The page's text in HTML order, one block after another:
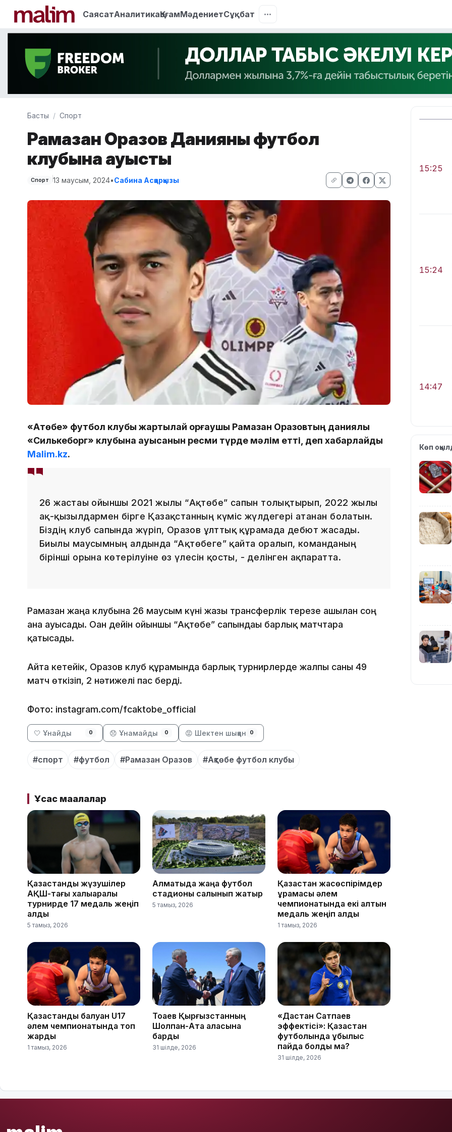
СаясатАналитикаҚоғамМәдениетСұқбат
Басты Спорт
Рамазан Оразов Данияның футбол
клубына ауысты
Спорт 13 маусым, 2024•Сабина Асқарқызы
«Ақтөбе» футбол клубы жартылай қорғаушы Рамазан Оразовтың даниялық
«Силькеборг» клубына ауысқанын ресми түрде мәлім етті, деп хабарлайды
Malim.kz.
26 жастағы ойыншы 2021 жылы “Ақтөбе” сапын толықтырып, 2022 жылы
ақ-қызылдармен бірге Қазақстанның күміс жүлдегері атанған болатын.
Біздің клуб сапында жүріп, Оразов ұлттық құрамада дебют жасады.
Биылғы маусымның алдында “Ақтөбеге” қайта оралып, команданың
бірінші орынға көтерілуіне өз үлесін қосты, - делінген ақпаратта.
Рамазан жаңа клубына 26 маусым күні жазғы трансферлік терезе ашылған соң
ғана ауысады. Оған дейін ойыншы “Ақтөбе” сапындағы барлық матчтарға
қатысады.
Айта кетейік, Оразов клуб құрамында барлық турнирлерде жалпы саны 49
матч өткізіп, 2 нәтижелі пас берді.
Фото: instagram.com/fcaktobe_official
🤍 Ұнайды 0 😞 Ұнамайды 0 😡 Шектен шыққан 0
#спорт #футбол #Рамазан Оразов #Ақтөбе футбол клубы
Ұқсас мақалалар
Қазақстандық жүзушілер
АҚШ-тағы халықаралық
турнирде 17 медаль жеңіп
алды
5 тамыз, 2026
Алматыда жаңа футбол
стадионы салынып жатыр
5 тамыз, 2026
Қазақстан жасөспірімдер
құрамасы әлем
чемпионатында екі алтын
медаль жеңіп алды
1 тамыз, 2026
Қазақстандық балуан U17
әлем чемпионатында топ
жарды
1 тамыз, 2026
Тоқаев Қырғызстанның
Шолпан-Ата қаласына
барды
31 шілде, 2026
«Дастан Сатпаев
эффектісі»: Қазақстан
футболында құбылыс
пайда болды ма?
31 шілде, 2026
15:25
15:24
14:47
14:36
13:59
Көп